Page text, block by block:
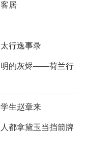
居
行逸事录
明的灰烬——荷兰行
生赵章来
都拿黛玉当挡箭牌